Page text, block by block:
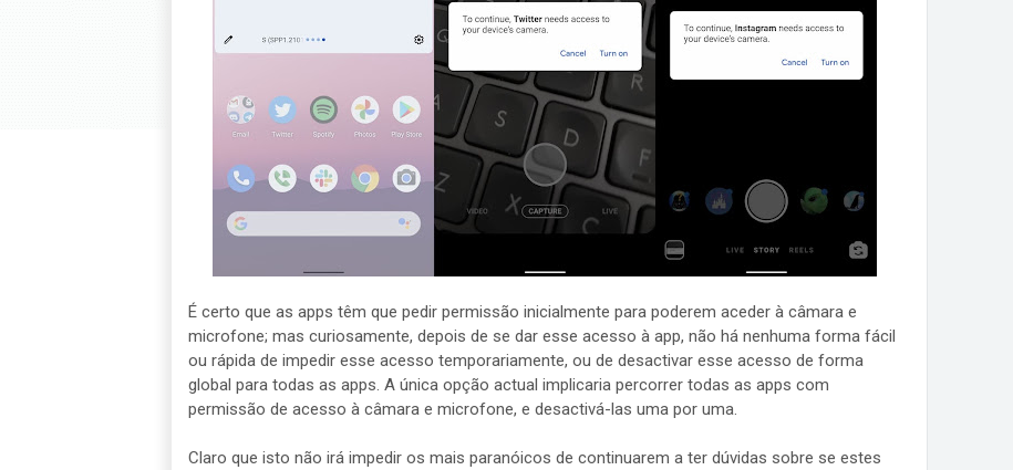
É certo que as apps têm que pedir permissão inicialmente para poderem aceder à câmara e
microfone; mas curiosamente, depois de se dar esse acesso à app, não há nenhuma forma fácil
ou rápida de impedir esse acesso temporariamente, ou de desactivar esse acesso de forma
global para todas as apps. A única opção actual implicaria percorrer todas as apps com
permissão de acesso à câmara e microfone, e desactivá-las uma por uma.
Claro que isto não irá impedir os mais paranóicos de continuarem a ter dúvidas sobre se estes